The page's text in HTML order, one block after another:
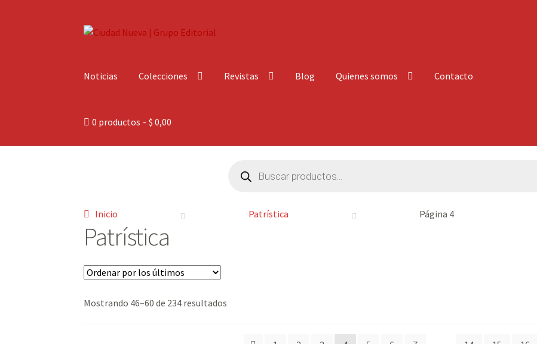
Ir
navegación
Ir
Noticias
Colecciones Revistas Blog Quienes somos Contacto
0 productos $ 0,00
productos
Inicio Patrística Página 4
Patrística
Mostrando 46–60 de 234 resultados